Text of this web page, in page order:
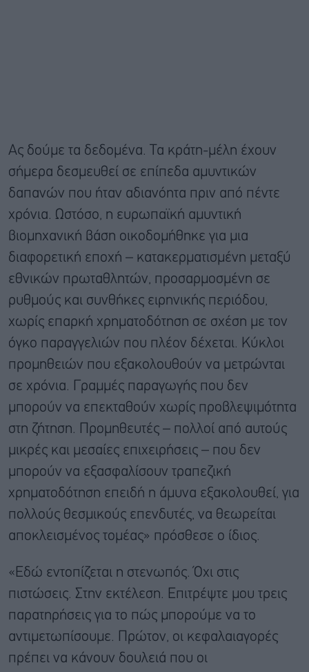
Ας δούμε τα δεδομένα. Τα κράτη-μέλη έχουν
σήμερα δεσμευθεί σε επίπεδα αμυντικών
δαπανών που ήταν αδιανόητα πριν από πέντε
χρόνια. Ωστόσο, η ευρωπαϊκή αμυντική
βιομηχανική βάση οικοδομήθηκε για μια
διαφορετική εποχή – κατακερματισμένη μεταξύ
εθνικών πρωταθλητών, προσαρμοσμένη σε
ρυθμούς και συνθήκες ειρηνικής περιόδου,
χωρίς επαρκή χρηματοδότηση σε σχέση με τον
όγκο παραγγελιών που πλέον δέχεται. Κύκλοι
προμηθειών που εξακολουθούν να μετρώνται
σε χρόνια. Γραμμές παραγωγής που δεν
μπορούν να επεκταθούν χωρίς προβλεψιμότητα
στη ζήτηση. Προμηθευτές – πολλοί από αυτούς
μικρές και μεσαίες επιχειρήσεις – που δεν
μπορούν να εξασφαλίσουν τραπεζική
χρηματοδότηση επειδή η άμυνα εξακολουθεί, για
πολλούς θεσμικούς επενδυτές, να θεωρείται
αποκλεισμένος τομέας» πρόσθεσε ο ίδιος.
«Εδώ εντοπίζεται η στενωπός. Όχι στις
πιστώσεις. Στην εκτέλεση. Επιτρέψτε μου τρεις
παρατηρήσεις για το πώς μπορούμε να το
αντιμετωπίσουμε. Πρώτον, οι κεφαλαιαγορές
πρέπει να κάνουν δουλειά που οι